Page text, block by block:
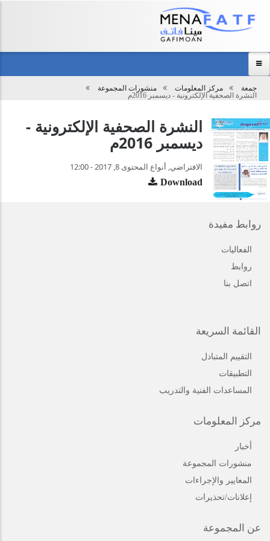
عن المجموعة
الفعاليات
تحميل
جمعة مركز المعلومات
منشورات المجموعة
النشرة الصحفية الإلكترونية - ديسمبر 2016م
النشرة الصحفية الإلكترونية -
ديسمبر 2016م
الافتراضي, أنواع المحتوى 8, 2017 - 12:00
Download
روابط مفيدة
الفعاليات
روابط
اتصل بنا
القائمة السريعة
التقييم المتبادل
التطبيقات
المساعدات الفنية والتدريب
مركز المعلومات
أخبار
منشورات المجموعة
المعايير والإجراءات
إعلانات/تحذيرات
عن المجموعة